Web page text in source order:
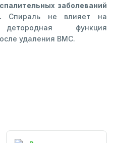
заболеваний
Спираль не влияет на
функция
удаления ВМС.